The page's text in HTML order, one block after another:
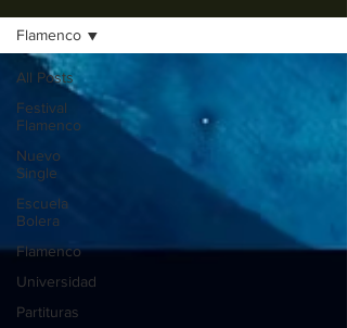
All Posts
Festival
Flamenco
Nuevo
Single
Escuela
Bolera
Flamenco
Universidad
Partituras
Flamenco